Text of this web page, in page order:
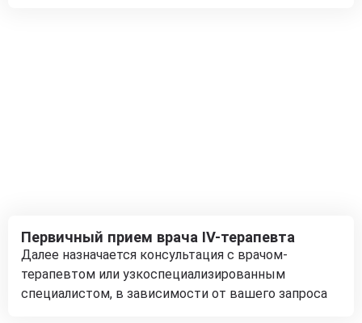
Первичный прием врача IV-терапевта
Далее назначается консультация с врачом-
терапевтом или узкоспециализированным
специалистом, в зависимости от вашего запроса